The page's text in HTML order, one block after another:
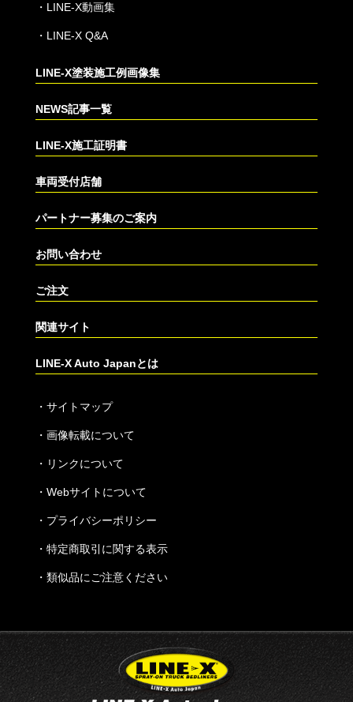
・ LINE-X動画集
・ LINE-X Q&A
LINE-X塗装施工例画像集
NEWS記事一覧
LINE-X施工証明書
車両受付店舗
パートナー募集のご案内
お問い合わせ
ご注文
関連サイト
LINE-X Auto Japanとは
・ サイトマップ
・ 画像転載について
・ リンクについて
・ Webサイトについて
・ プライバシーポリシー
・ 特定商取引に関する表示
・ 類似品にご注意ください